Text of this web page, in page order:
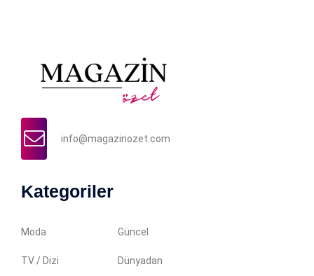
info@magazinozet.com
Kategoriler
Moda Güncel
TV / Dizi Dünyadan